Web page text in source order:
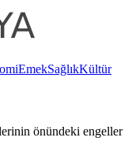
EmekSağlıkKültür
önündeki engeller